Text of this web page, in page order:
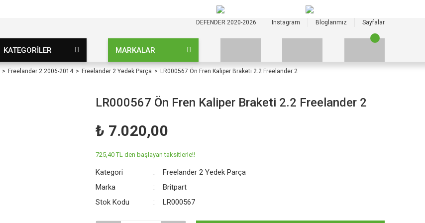
DEFENDER 2020-2026 Instagram Bloglarımız Sayfalar
KATEGORİLER MARKALAR
Freelander 2 2006-2014 Freelander 2 Yedek Parça LR000567 Ön Fren Kaliper Braketi 2.2 Freelander 2
LR000567 Ön Fren Kaliper Braketi 2.2 Freelander 2
₺ 7.020,00
725,40 TL den başlayan taksitlerle!!
Kategori
Freelander 2 Yedek Parça
Marka
Britpart
Stok Kodu
LR000567